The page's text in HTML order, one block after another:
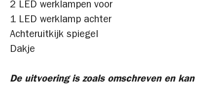
2 LED werklampen voor
1 LED werklamp achter
Achteruitkijk spiegel
Dakje
De uitvoering is zoals omschreven en kan